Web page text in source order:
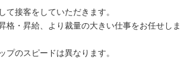
接客をしていただきます。
格・昇給、より裁量の大きい仕事をお任せしま
のスピードは異なります。